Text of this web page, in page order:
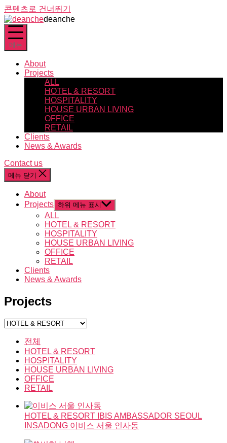
콘텐츠로 건너뛰기
deanche
메뉴
About
Projects
ALL
HOTEL & RESORT
HOSPITALITY
HOUSE URBAN LIVING
OFFICE
RETAIL
Clients
News & Awards
Contact us
메뉴 닫기
About
Projects 하위 메뉴 표시
ALL
HOTEL & RESORT
HOSPITALITY
HOUSE URBAN LIVING
OFFICE
RETAIL
Clients
News & Awards
Projects
전체
HOTEL & RESORT
HOSPITALITY
HOUSE URBAN LIVING
OFFICE
RETAIL
HOTEL & RESORT IBIS AMBASSADOR SEOUL
INSADONG 이비스 서울 인사동